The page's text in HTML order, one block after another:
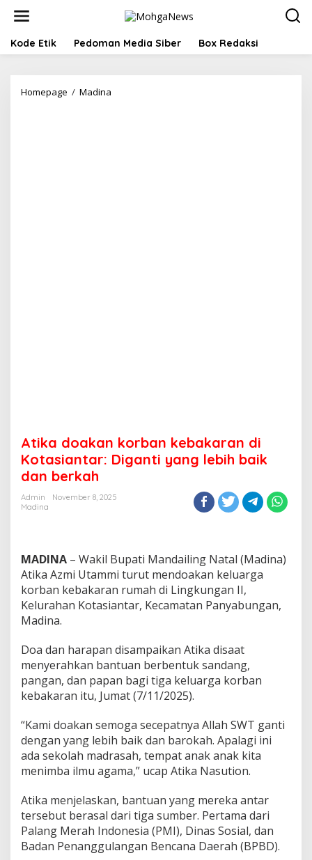
Kode Etik Pedoman Media Siber Box Redaksi
Homepage / Madina
Atika doakan korban kebakaran di
Kotasiantar: Diganti yang lebih baik
dan berkah
Admin
November 8, 2025
Madina
MADINA – Wakil Bupati Mandailing Natal (Madina)
Atika Azmi Utammi turut mendoakan keluarga
korban kebakaran rumah di Lingkungan II,
Kelurahan Kotasiantar, Kecamatan Panyabungan,
Madina.
Doa dan harapan disampaikan Atika disaat
menyerahkan bantuan berbentuk sandang,
pangan, dan papan bagi tiga keluarga korban
kebakaran itu, Jumat (7/11/2025).
“Kami doakan semoga secepatnya Allah SWT ganti
dengan yang lebih baik dan barokah. Apalagi ini
ada sekolah madrasah, tempat anak anak kita
menimba ilmu agama,” ucap Atika Nasution.
Atika menjelaskan, bantuan yang mereka antar
tersebut berasal dari tiga sumber. Pertama dari
Palang Merah Indonesia (PMI), Dinas Sosial, dan
Badan Penanggulangan Bencana Daerah (BPBD).